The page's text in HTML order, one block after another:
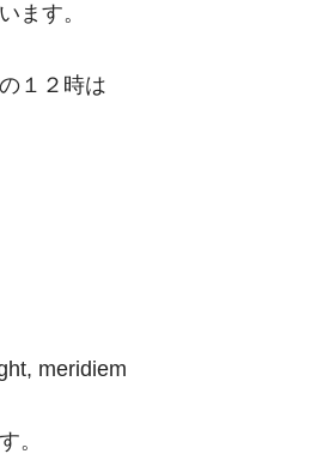
ます。
１２時は
meridiem
。